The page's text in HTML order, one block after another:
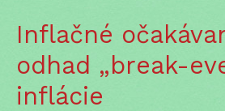
Inflačné
odhad „break-
inflácie